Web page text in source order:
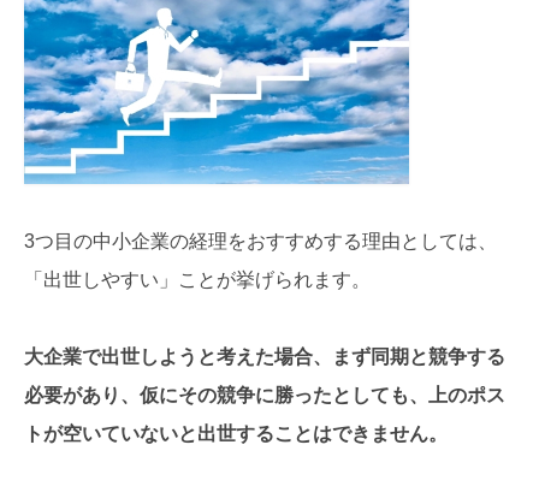
3つ目の中小企業の経理をおすすめする理由としては、
「出世しやすい」ことが挙げられます。
大企業で出世しようと考えた場合、まず同期と競争する
必要があり、仮にその競争に勝ったとしても、上のポス
トが空いていないと出世することはできません。